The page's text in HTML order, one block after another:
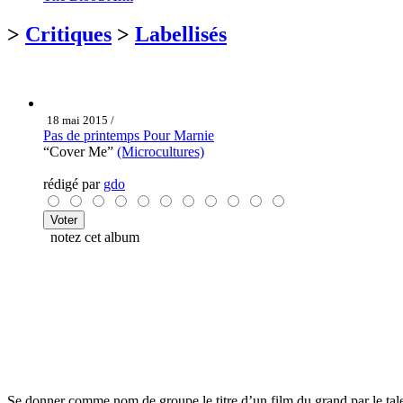
> Critiques > Labellisés
18 mai 2015 /
Pas de printemps Pour Marnie
“Cover Me” (Microcultures)
rédigé par gdo
notez cet album